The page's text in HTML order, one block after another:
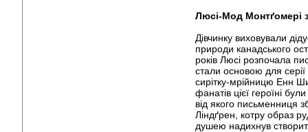
Люсі-Мод Монтґомері
Дівчинку виховували
природи канадського
років Люсі розпочала
стали основою для серії
сирітку-мрійницю Енн
фанатів цієї героїні
від якого письменниця
Ліндґрен, котру образ
душею надихнув